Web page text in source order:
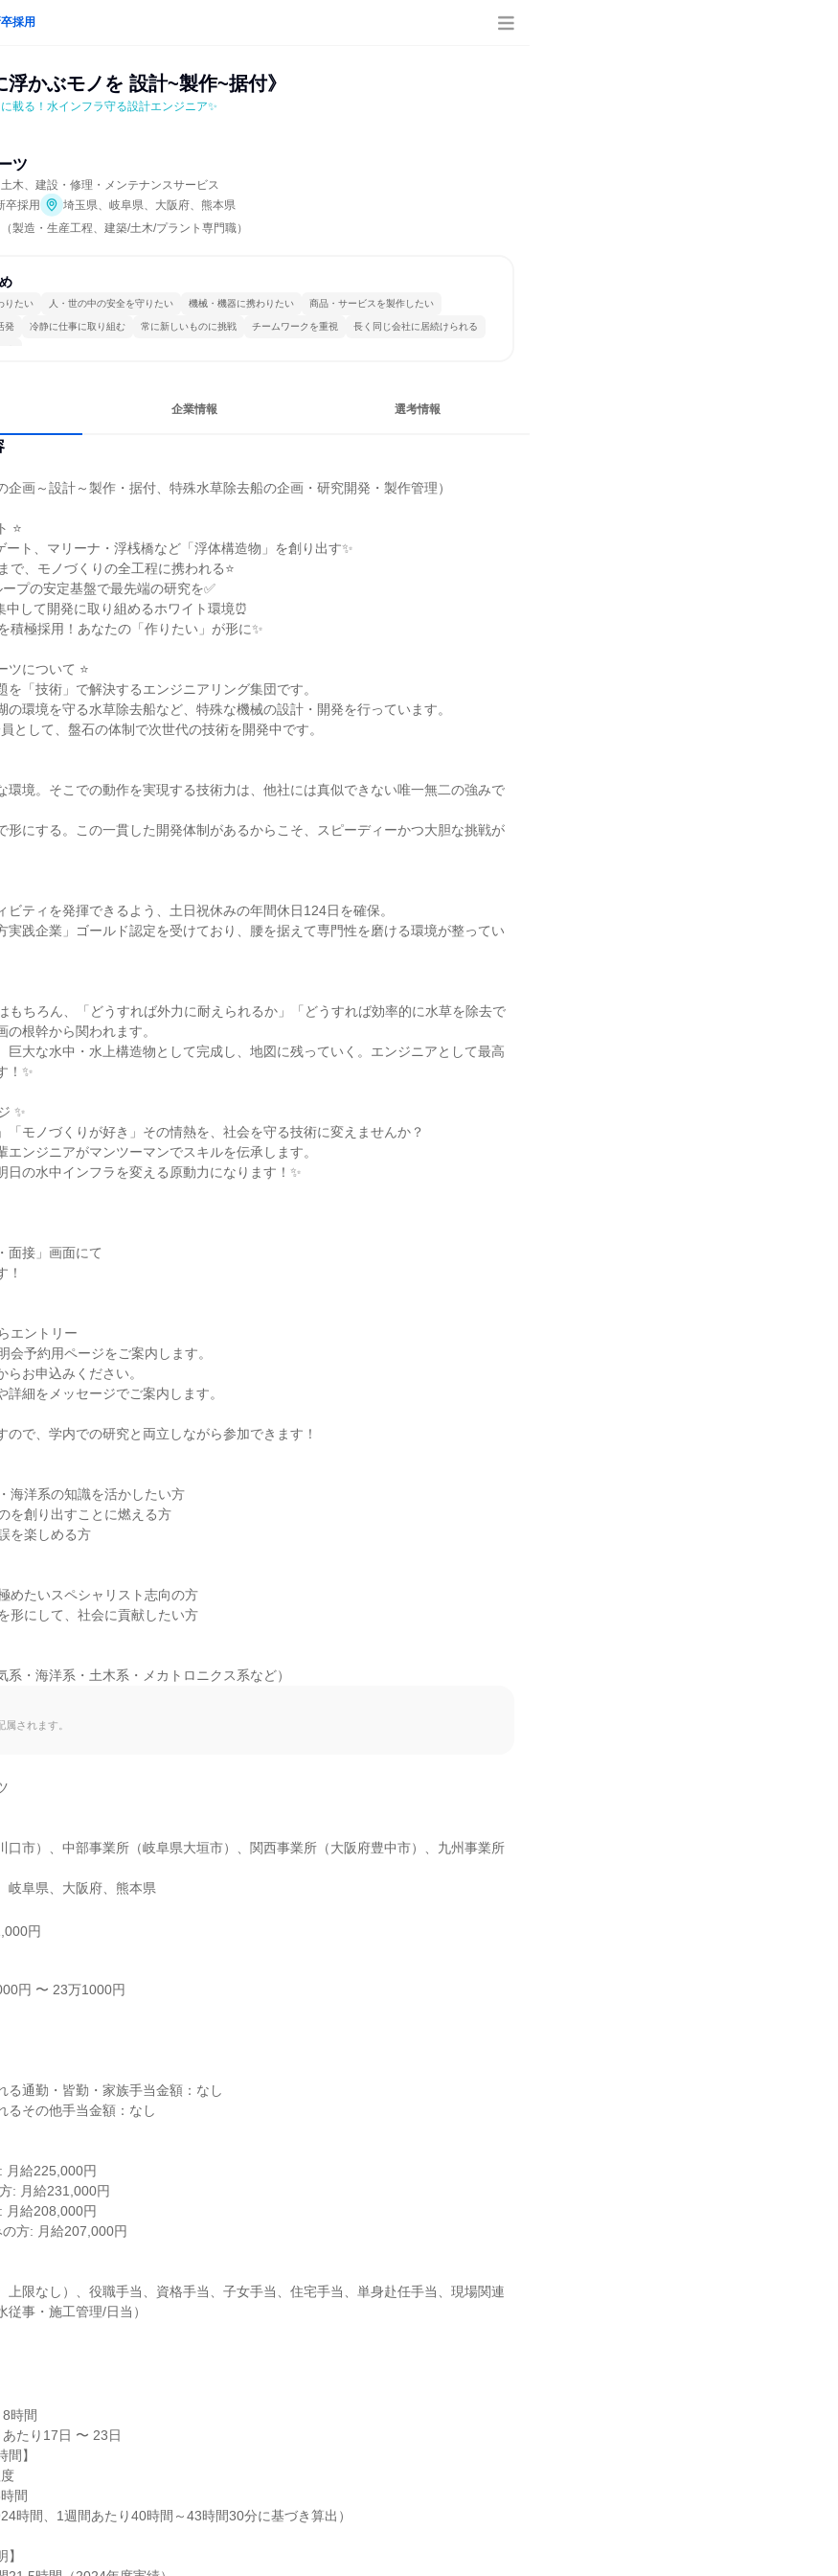
採用
かぶモノを 設計~製作~据付》
載る！水インフラ守る設計エンジニア✨
ツ
木、建設・修理・メンテナンスサービス
卒採用
埼玉県、岐阜県、大阪府、熊本県
製造・生産工程、建築/土木/プラント専門職）
りたい 人・世の中の安全を守りたい 機械・機器に携わりたい 商品・サービスを製作したい
発 冷静に仕事に取り組む 常に新しいものに挑戦 チームワークを重視 長く同じ会社に居続けられる
企業情報 選考情報
企画～設計～製作・据付、特殊水草除去船の企画・研究開発・製作管理）
⭐
ート、マリーナ・浮桟橋など「浮体構造物」を創り出す✨
で、モノづくりの全工程に携われる⭐
プの安定基盤で最先端の研究を✅
中して開発に取り組めるホワイト環境⏰
積極採用！あなたの「作りたい」が形に✨
ツについて ⭐
を「技術」で解決するエンジニアリング集団です。
の環境を守る水草除去船など、特殊な機械の設計・開発を行っています。
として、盤石の体制で次世代の技術を開発中です。
環境。そこでの動作を実現する技術力は、他社には真似できない唯一無二の強みで
形にする。この一貫した開発体制があるからこそ、スピーディーかつ大胆な挑戦が
ビティを発揮できるよう、土日祝休みの年間休日124日を確保。
実践企業」ゴールド認定を受けており、腰を据えて専門性を磨ける環境が整ってい
もちろん、「どうすれば外力に耐えられるか」「どうすれば効率的に水草を除去で
の根幹から関われます。
巨大な水中・水上構造物として完成し、地図に残っていく。エンジニアとして最高
！✨
✨
「モノづくりが好き」その情熱を、社会を守る技術に変えませんか？
エンジニアがマンツーマンでスキルを伝承します。
日の水中インフラを変える原動力になります！✨
面接」画面にて
！
エントリー
予約用ページをご案内します。
お申込みください。
細をメッセージでご案内します。
で、学内での研究と両立しながら参加できます！
海洋系の知識を活かしたい方
を創り出すことに燃える方
を楽しめる方
めたいスペシャリスト志向の方
形にして、社会に貢献したい方
系・海洋系・土木系・メカトロニクス系など）
属されます。
口市）、中部事業所（岐阜県大垣市）、関西事業所（大阪府豊中市）、九州事業所
岐阜県、大阪府、熊本県
円
円 〜 23万1000円
る通勤・皆勤・家族手当金額：なし
るその他手当金額：なし
月給225,000円
: 月給231,000円
月給208,000円
方: 月給207,000円
上限なし）、役職手当、資格手当、子女手当、住宅手当、単身赴任手当、現場関連
事・施工管理/日当）
時間
たり17日 〜 23日
間】
間
時間、1週間あたり40時間～43時間30分に基づき算出）